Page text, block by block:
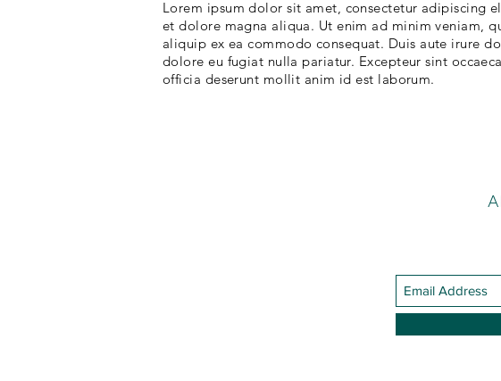
Lorem ipsum dolor sit amet, consectetur adipiscing
et dolore magna aliqua. Ut enim ad minim veniam,
aliquip ex ea commodo consequat. Duis aute irure
dolore eu fugiat nulla pariatur. Excepteur sint
officia deserunt mollit anim id est laborum.